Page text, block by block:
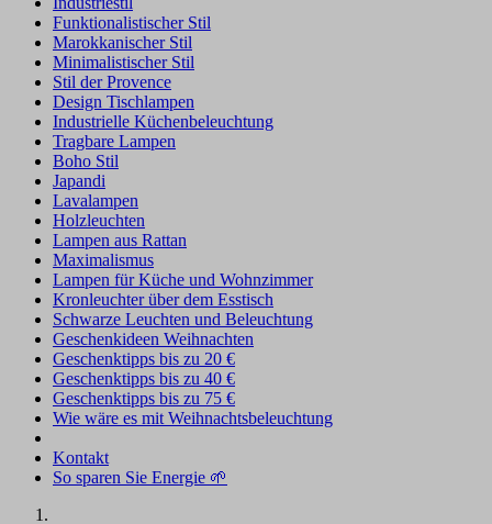
Funktionalistischer Stil
Marokkanischer Stil
Minimalistischer Stil
Stil der Provence
Design Tischlampen
Industrielle Küchenbeleuchtung
Tragbare Lampen
Boho Stil
Japandi
Lavalampen
Holzleuchten
Lampen aus Rattan
Maximalismus
Lampen für Küche und Wohnzimmer
Kronleuchter über dem Esstisch
Schwarze Leuchten und Beleuchtung
Geschenkideen Weihnachten
Geschenktipps bis zu 20 €
Geschenktipps bis zu 40 €
Geschenktipps bis zu 75 €
Wie wäre es mit Weihnachtsbeleuchtung
Kontakt
So sparen Sie Energie 🌱